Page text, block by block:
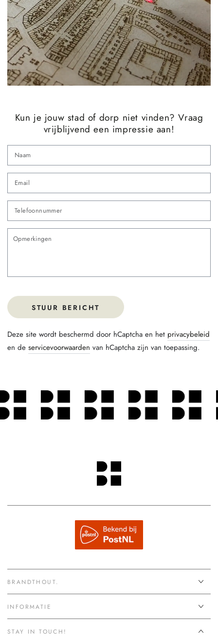
Kun je jouw stad of dorp niet vinden? Vraag
vrijblijvend een impressie aan!
*
STUUR BERICHT
Deze site wordt beschermd door hCaptcha en het privacybeleid
en de servicevoorwaarden van hCaptcha zijn van toepassing.
BRANDTHOUT.
INFORMATIE
STAY IN TOUCH!